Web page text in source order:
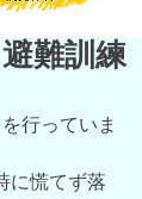
難訓練
行っていま
に慌てず落